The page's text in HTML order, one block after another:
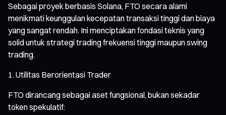
Sebagai proyek berbasis Solana, FTO secara alami
menikmati keunggulan kecepatan transaksi tinggi dan biaya
yang sangat rendah. Ini menciptakan fondasi teknis yang
solid untuk strategi trading frekuensi tinggi maupun swing
trading.
Utilitas Berorientasi Trader
FTO dirancang sebagai aset fungsional, bukan sekadar
token spekulatif: